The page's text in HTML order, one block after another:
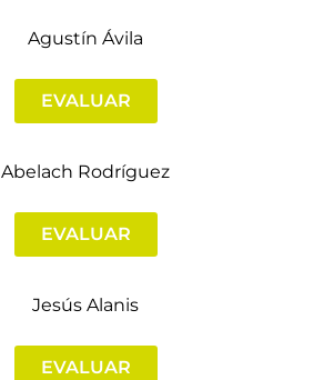
Agustín Ávila
EVALUAR
Abelach Rodríguez
EVALUAR
Jesús Alanis
EVALUAR